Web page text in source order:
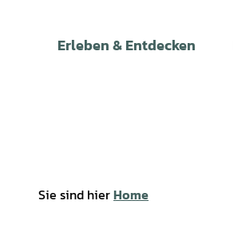
Erleben & Entdecken
Sie sind hierHome